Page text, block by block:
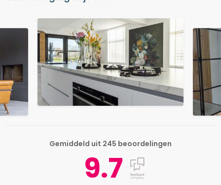
Gemiddeld uit 245 beoordelingen
9.7